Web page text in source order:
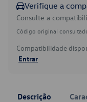
Verifique a
Consulte a
Código original
Compatibilidade
Entrar
Descrição